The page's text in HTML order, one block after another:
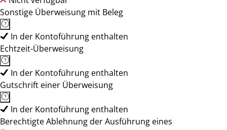
Sonstige Überweisung mit Beleg
In der Kontoführung enthalten
Echtzeit-Überweisung
In der Kontoführung enthalten
Gutschrift einer Überweisung
In der Kontoführung enthalten
Berechtigte Ablehnung der Ausführung eines